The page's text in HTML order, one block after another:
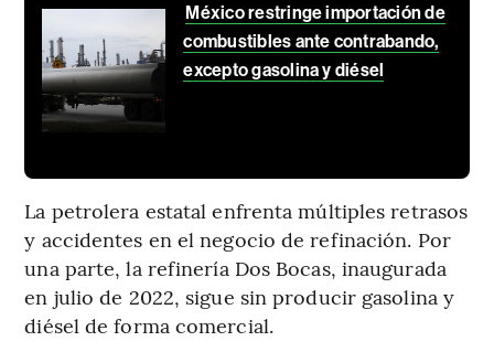
México restringe importación de
combustibles ante contrabando,
excepto gasolina y diésel
La petrolera estatal enfrenta múltiples retrasos
y accidentes en el negocio de refinación. Por
una parte, la refinería Dos Bocas, inaugurada
en julio de 2022, sigue sin producir gasolina y
diésel de forma comercial.